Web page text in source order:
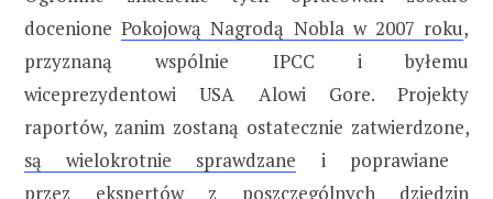
docenionePokojową Nagrodą Nobla w 2007 roku,
przyznaną wspólnie IPCC i byłemu
wiceprezydentowi USA Alowi Gore. Projekty
raportów, zanim zostaną ostatecznie zatwierdzone,
są wielokrotnie sprawdzane i poprawiane
przez ekspertów z poszczególnych dziedzin